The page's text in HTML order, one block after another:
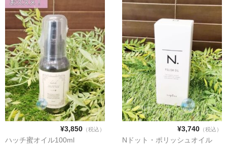
¥3,850（税込）
ハッチ蜜オイル100ml
¥3,740（税込）
Nドット・ポリッシュオイル